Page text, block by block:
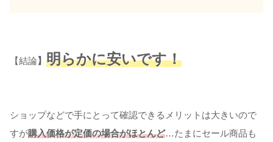
【結論】 明らかに安いです！
ショップなどで手にとって確認できるメリットは大きいので
すが購入価格が定価の場合がほとんど…たまにセール商品も